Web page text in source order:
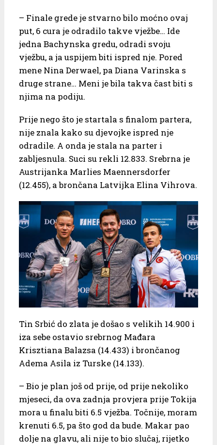
– Finale grede je stvarno bilo moćno ovaj
put, 6 cura je odradilo takve vježbe… Ide
jedna Bachynska gredu, odradi svoju
vježbu, a ja uspijem biti ispred nje. Pored
mene Nina Derwael, pa Diana Varinska s
druge strane… Meni je bila takva čast biti s
njima na podiju.
Prije nego što je startala s finalom partera,
nije znala kako su djevojke ispred nje
odradile. A onda je stala na parter i
zabljesnula. Suci su rekli 12.833. Srebrna je
Austrijanka Marlies Maennersdorfer
(12.455), a brončana Latvijka Elina Vihrova.
Tin Srbić do zlata je došao s velikih 14.900 i
iza sebe ostavio srebrnog Mađara
Krisztiana Balazsa (14.433) i brončanog
Adema Asila iz Turske (14.133).
– Bio je plan još od prije, od prije nekoliko
mjeseci, da ova zadnja provjera prije Tokija
mora u finalu biti 6.5 vježba. Točnije, moram
krenuti 6.5, pa što god da bude. Makar pao
dolje na glavu, ali nije to bio slučaj, rijetko